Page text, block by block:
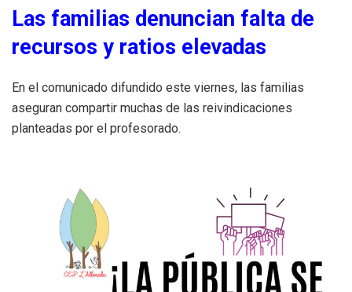
Las familias denuncian falta de
recursos y ratios elevadas
En el comunicado difundido este viernes, las familias
aseguran compartir muchas de las reivindicaciones
planteadas por el profesorado.